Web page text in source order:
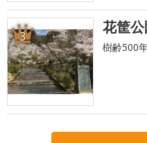
3 花筐
樹齢500